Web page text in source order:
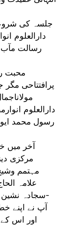
جلسہ کی
دارالعلوم
رسالت مآب
محبت
پرافتتاحی
دارالعلوم
رسول محمد
آخر میں
مرکزی
مہتمم
علامہ
سجادہ نشین خانقاہ عالیہ بخاریہ سہلاؤشریف نے کیا-
آپ نے اپنے
اور اس کے